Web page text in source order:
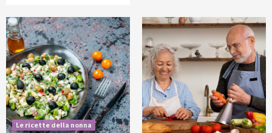
Le ricette della nonna